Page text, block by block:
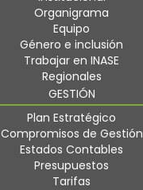
Organigrama
Equipo
Género e inclusión
Trabajar en INASE
Regionales
GESTIÓN
Plan Estratégico
Compromisos de Gestión
Estados Contables
Presupuestos
Tarifas